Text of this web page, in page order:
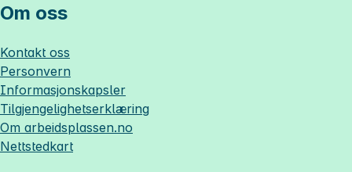
Om oss
Kontakt oss
Personvern
Informasjonskapsler
Tilgjengelighetserklæring
Om arbeidsplassen.no
Nettstedkart